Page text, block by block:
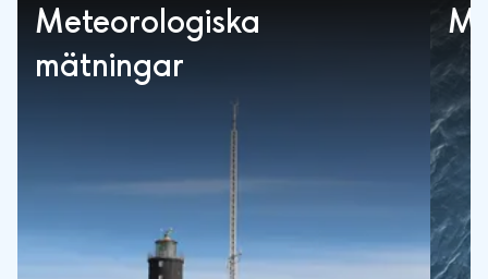
Meteorologiska
mätningar